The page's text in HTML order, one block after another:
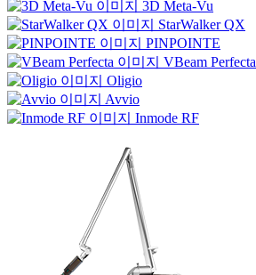
3D Meta-Vu
StarWalker QX
PINPOINTE
VBeam Perfecta
Oligio
Avvio
Inmode RF